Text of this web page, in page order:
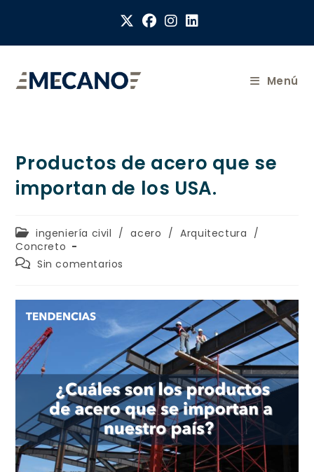
Menú
Productos de acero que se
importan de los USA.
ingeniería civil / acero / Arquitectura /
Concreto
Sin comentarios